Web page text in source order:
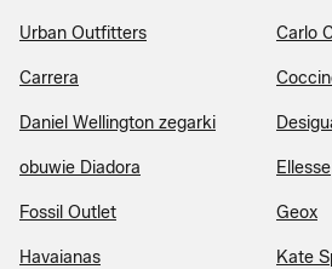
Urban Outfitters Carlo
Carrera
Daniel Wellington zegarki
obuwie Diadora Ellesse
Fossil Outlet Geox
Havaianas Kate